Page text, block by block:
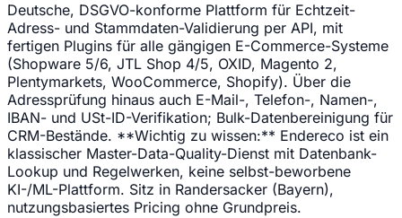
Deutsche, DSGVO-konforme Plattform für Echtzeit-
Adress- und Stammdaten-Validierung per API, mit
fertigen Plugins für alle gängigen E-Commerce-Systeme
(Shopware 5/6, JTL Shop 4/5, OXID, Magento 2,
Plentymarkets, WooCommerce, Shopify). Über die
Adressprüfung hinaus auch E-Mail-, Telefon-, Namen-,
IBAN- und USt-ID-Verifikation; Bulk-Datenbereinigung für
CRM-Bestände. **Wichtig zu wissen:** Endereco ist ein
klassischer Master-Data-Quality-Dienst mit Datenbank-
Lookup und Regelwerken, keine selbst-beworbene
KI-/ML-Plattform. Sitz in Randersacker (Bayern),
nutzungsbasiertes Pricing ohne Grundpreis.